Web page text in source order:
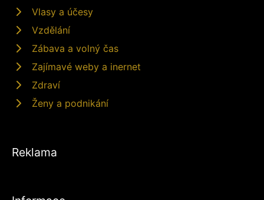
Vlasy a účesy
Vzdělání
Zábava a volný čas
Zajímavé weby a inernet
Zdraví
Ženy a podnikání
Reklama